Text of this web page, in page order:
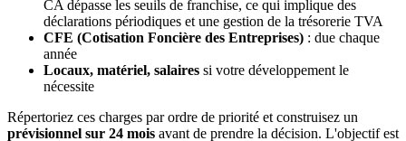
CA dépasse les seuils de franchise, ce qui implique des
déclarations périodiques et une gestion de la trésorerie TVA
CFE (Cotisation Foncière des Entreprises) : due chaque
année
Locaux, matériel, salaires si votre développement le
nécessite
Répertoriez ces charges par ordre de priorité et construisez un
prévisionnel sur 24 mois avant de prendre la décision. L'objectif est